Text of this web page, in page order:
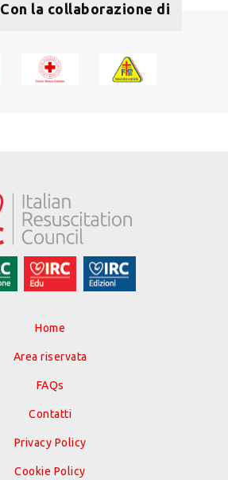
Con la collaborazione di
Home
Area riservata
FAQs
Contatti
Privacy Policy
Cookie Policy